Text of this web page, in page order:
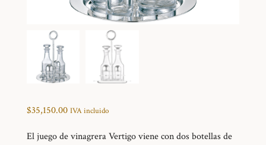
$35,150.00 IVA incluido
El juego de vinagrera Vertigo viene con dos botellas de